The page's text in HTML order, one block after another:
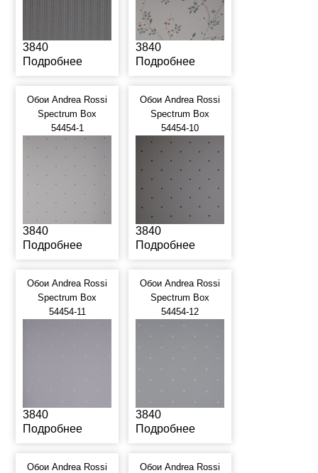
3840
Подробнее
3840
Подробнее
Обои Andrea Rossi
Spectrum Box
54454-1
3840
Подробнее
Обои Andrea Rossi
Spectrum Box
54454-10
3840
Подробнее
Обои Andrea Rossi
Spectrum Box
54454-11
3840
Подробнее
Обои Andrea Rossi
Spectrum Box
54454-12
3840
Подробнее
Обои Andrea Rossi
Обои Andrea Rossi